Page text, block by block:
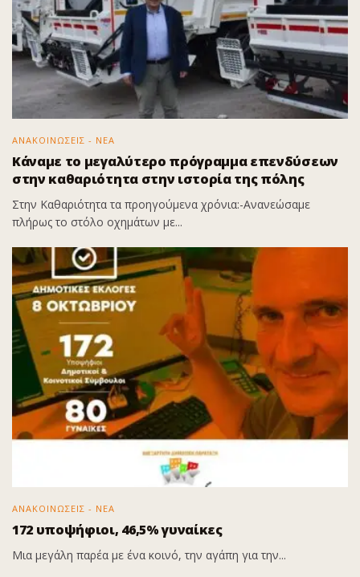
ΑΝΑΚΟΙΝΩΣΕΙΣ - ΝΕΑ
Κάναμε το μεγαλύτερο πρόγραμμα επενδύσεων
στην καθαριότητα στην ιστορία της πόλης
Στην Καθαριότητα τα προηγούμενα χρόνια:-Ανανεώσαμε
πλήρως το στόλο οχημάτων με...
ΑΝΑΚΟΙΝΩΣΕΙΣ - ΝΕΑ
172 υποψήφιοι, 46,5% γυναίκες
Μια μεγάλη παρέα με ένα κοινό, την αγάπη για την...